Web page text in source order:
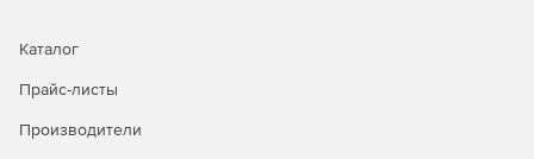
Каталог
Прайс-листы
Производители